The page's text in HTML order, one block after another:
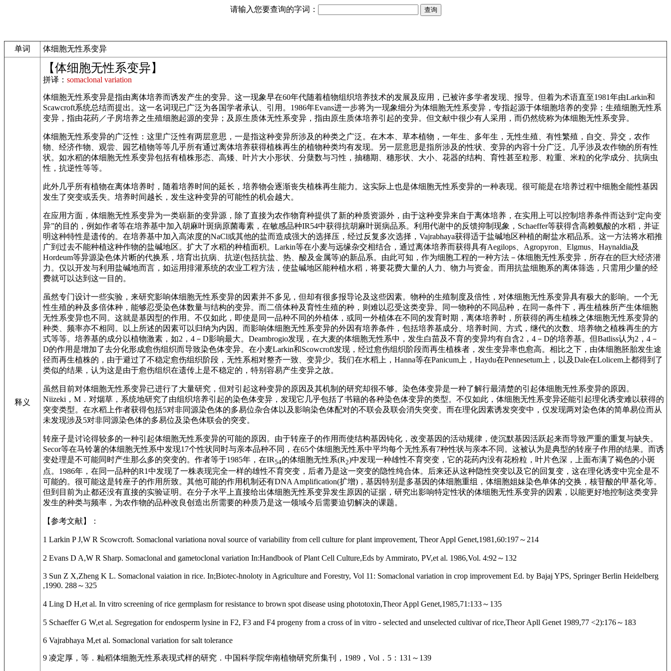
请输入您要查询的字词：
单词 体细胞无性系变异
释义
【体细胞无性系变异】
拼译： somaclonal variation
体细胞无性系变异是指由离体培养而诱发产生的变异。这一现象早在60年代随着植物组织培养技术的发展及应用，已被许多学者发现、报导。但着为术语直至1981年由Larkin和
Scawcroft系统总结而提出。这一名词现已广泛为各国学者承认、引用。1986年Evans进一步将为一现象细分为体细胞无性系变异，专指起源于体细胞培养的变异；生殖细胞无性系
变异，指由花药／子房培养之生殖细胞起源的变异；及原生质体无性系变异，指由原生质体培养引起的变异。但文献中很少有人采用，而仍然统称为体细胞无性系变异。
体细胞无性系变异的广泛性：这里广泛性有两层意思，一是指这种变异所涉及的种类之广泛。在木本、草本植物，一年生、多年生，无性生殖、有性繁殖，自交、异交，农作
物、经济作物、观尝、园艺植物等等几乎所有通过离体培养获得植株再生的植物种类均有发现。另一层意思是指所涉及的性状、变异的内容十分广泛。几乎涉及农作物的所有性
状。如水稻的体细胞无性系变异包括有植株形态、高矮、叶片大小形状、分蘖数与习性，抽穗期、穗形状、大小、花器的结构、育性甚至粒形、粒重、米粒的化学成分、抗病虫
性，抗逆性等等。
此外几乎所有植物在离体培养时，随着培养时间的延长，培养物会逐渐丧失植株再生能力。这实际上也是体细胞无性系变异的一种表现。很可能是在培养过程中细胞全能性基因
发生了突变或丢失。培养时间越长，发生这种变异的可能性的机会越大。
在应用方面，体细胞无性系变异为一类崭新的变异源，除了直接为农作物育种提供了新的种质资源外，由于这种变异来自于离体培养，在实用上可以控制培养条件而达到“定向变
异”的目的，例如作者等在培养基中加入胡麻叶斑病原菌毒素，在敏感品种IR54中获得抗胡麻叶斑病品系。利用代谢中的反馈抑制现象，Schaeffer等获得含高赖氨酸的水稻，并证
明这种特性是遗传的。在培养基中加入高浓度的NaCl或其他的盐而造成强大的选择压，经过反复多次选择，Vajrabhaya获得适于盐碱地区种植的耐盐水稻品系。这一方法将水稻推
广到过去不能种植这种作物的盐碱地区。扩大了水稻的种植面积。Larkin等在小麦与远缘杂交相结合，通过离体培养而获得具有Aegilops、Agropyron、Elgmus、Haynaldia及
Hordeum等异源染色体片断的代换系，培育出抗病、抗逆(包括抗盐、热、酸及金属等)的新品系。由此可知，作为细胞工程的一种方法－体细胞无性系变异，所存在的巨大经济潜
力。仅以开发与利用盐碱地而言，如运用排灌系统的农业工程方法，使盐碱地区能种植水稻，将要花费大量的人力、物力与资金。而用抗盐细胞系的离体筛选，只需用少量的经
费就可以达到这一目的。
虽然专门设计一些实验，来研究影响体细胞无性系变异的因素并不多见，但却有很多报导论及这些因素。物种的生殖制度及倍性，对体细胞无性系变异具有极大的影响。一个无
性生殖的种及多倍体种，能够忍受染色体数量与结构的变异。而二倍体种及育性生殖的种，则难以忍受这类变异。同一物种的不同品种，在同一条件下，再生植株所产生体细胞
无性系变异也不同。这就是基因型的作用。不仅如此，即使是同一品种不同的外植体，或同一外植体在不同的发育时期，离体培养时，所获得的再生植株之体细胞无性系变异的
种类、频率亦不相同。以上所述的因素可以归纳为内因。而影响体细胞无性系变异的外因有培养条件，包括培养基成分、培养时间、方式，继代的次数、培养物之植株再生的方
式等等。培养基的成分以植物激素，如2，4－D影响最大。Deambrogio发现，在大麦的体细胞无性系中，发生白苗及不育的变异均有自含2，4－D的培养基。但Batliss认为2，4－
D的作用是增加了去分化形成愈伤组织而导致染色体变异。在小麦Larkin和Scowcroft发现，经过愈伤组织阶段而再生植株者，发生变异率也愈高。相比之下，由体细胞胚胎发生途
径而再生植株的，由于避过了不稳定愈伤组织阶段，无性系相对整齐一致、变异少。我们在水稻上，Hanna等在Panicum上，Haydu在Pennesetum上，以及Dale在Lolicem上都得到了
类似的结果，认为这是由于愈伤组织在遗传上是不稳定的，特别容易产生变异之故。
虽然目前对体细胞无性系变异已进行了大量研究，但对引起这种变异的原因及其机制的研究却很不够。染色体变异是一种了解行最清楚的引起体细胞无性系变异的原因。
Niizeki，M．对烟草，系统地研究了由组织培养引起的染色体变异，发现它几乎包括了书籍的各种染色体变异的类型。不仅如此，体细胞无性系变异还能引起理化诱变难以获得的
突变类型。在水稻上作者获得包括5对非同源染色体的多易位杂合体以及影响染色体配对的不联会及联会消失突变。而在理化因素诱发突变中，仅发现两对染色体的简单易位而从
未发现涉及5对非同源染色体的多易位及染色体联会的突变。
转座子是讨论得较多的一种引起体细胞无性系变异的可能的原因。由于转座子的作用而使结构基因钝化，改变基因的活动规律，使沉默基因活跃起来而导致严重的重复与缺失。
Secor等在马铃薯的体细胞无性系中发现17个性状同时与亲本品种不同，在65个体细胞无性系中平均每个无性系有7种性状与亲本不同。这被认为是典型的转座子作用的结果。而诱
变处理是不可能同时产生那么多的突变的。作者等于1985年，在IR54的体细胞无性系(R2)中发现一种雄性不育突变，它的花药内没有花粉粒，叶片色深，上面布满了褐色的小斑
点。1986年，在同一品种的R1中发现了一株表现完全一样的雄性不育突变，后者乃是这一突变的隐性纯合体。后来还从这种隐性突变以及它的回复变，这在理化诱变中完全是不
可能的。很可能这是转座子的作用所致。其他可能的作用机制还有DNA Amplification(扩增)，基因特别是多基因的体细胞重组，体细胞姐妹染色单体的交换，核苷酸的甲基化等。
但到目前为止都还没有直接的实验证明。在分子水平上直接给出体细胞无性系变异发生原因的证据，研究出影响特定性状的体细胞无性系变异的因素，以能更好地控制这类变异
发生的种类与频率，为农作物的品种改良创造出所需要的种质乃是这一领域今后需要迫切解决的课题。
【参考文献】：
1 Larkin P J,W R Scowcroft. Somaclonal variationa noval source of variability from cell culture for plant improvement, Theor Appl Genet,1981,60:197～214
2 Evans D A,W R Sharp. Somaclonal and gametoclonal variation In:Handbook of Plant Cell Culture,Eds by Ammirato, PV,et al. 1986,Vol. 4:92～132
3 Sun Z X,Zheng K L. Somaclonal vaiation in rice. In;Biotec-hnoloty in Agriculture and Forestry, Vol 11: Somaclonal variation in crop improvement Ed. by Bajaj YPS, Springer Berlin Heidelberg
,1990. 288～325
4 Ling D H,et al. In vitro screening of rice germplasm for resistance to brown spot disease using phototoxin,Theor Appl Genet,1985,71:133～135
5 Schaeffer G W,et al. Segregation for endosperm lysine in F2, F3 and F4 progeny from a cross of in vitro - selected and unselected cultivar of rice,Theor Apll Genet 1989,77 <2):176～183
6 Vajrabhaya M,et al. Somaclonal variation for salt tolerance
9 凌定厚，等．籼稻体细胞无性系表现式样的研究．中国科学院华南植物研究所集刊，1989，Vol．5：131～139